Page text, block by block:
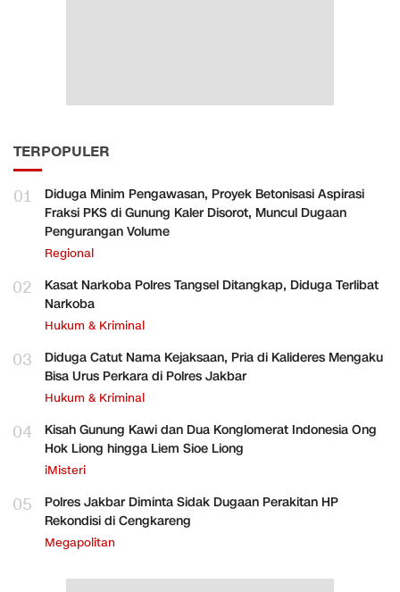
TERPOPULER
01
Diduga Minim Pengawasan, Proyek Betonisasi Aspirasi
Fraksi PKS di Gunung Kaler Disorot, Muncul Dugaan
Pengurangan Volume
Regional
02
Kasat Narkoba Polres Tangsel Ditangkap, Diduga Terlibat
Narkoba
Hukum & Kriminal
03
Diduga Catut Nama Kejaksaan, Pria di Kalideres Mengaku
Bisa Urus Perkara di Polres Jakbar
Hukum & Kriminal
04
Kisah Gunung Kawi dan Dua Konglomerat Indonesia Ong
Hok Liong hingga Liem Sioe Liong
iMisteri
05
Polres Jakbar Diminta Sidak Dugaan Perakitan HP
Rekondisi di Cengkareng
Megapolitan